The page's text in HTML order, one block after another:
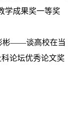
学成果奖一等奖
彬——谈高校在当
论坛优秀论文奖